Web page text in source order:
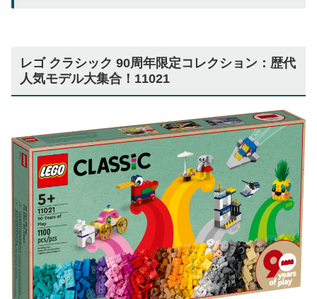
レゴ クラシック 90周年限定コレクション：歴代
人気モデル大集合！11021